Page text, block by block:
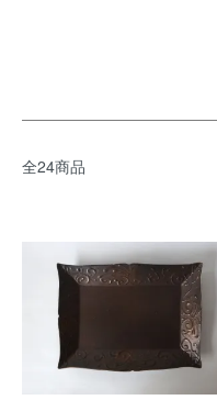
全24商品